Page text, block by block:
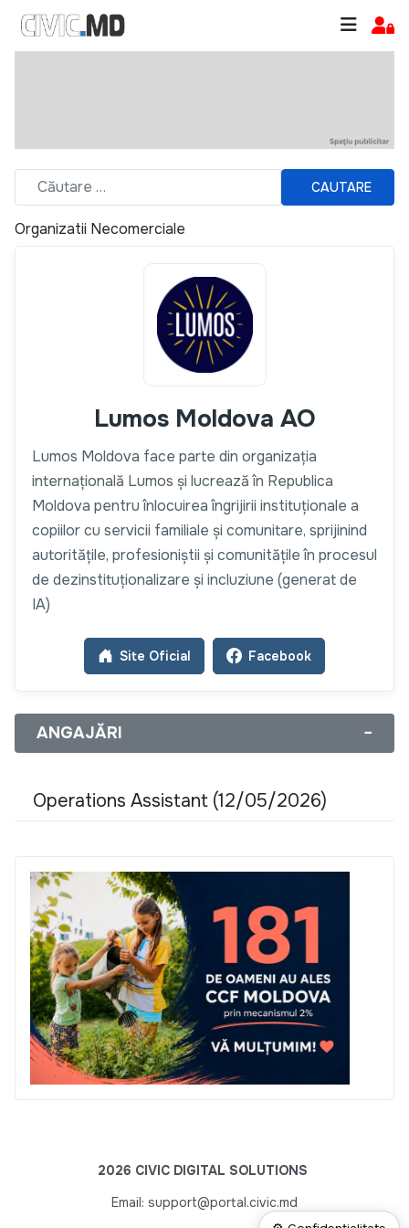
CAUTARE
Organizatii Necomerciale
Lumos Moldova AO
Lumos Moldova face parte din organizația
internațională Lumos și lucrează în Republica
Moldova pentru înlocuirea îngrijirii instituționale a
copiilor cu servicii familiale și comunitare, sprijinind
autoritățile, profesioniștii și comunitățile în procesul
de dezinstituționalizare și incluziune (generat de
IA)
Site Oficial Facebook
ANGAJĂRI −
Operations Assistant (12/05/2026)
2026 CIVIC DIGITAL SOLUTIONS
Email: support@portal.civic.md